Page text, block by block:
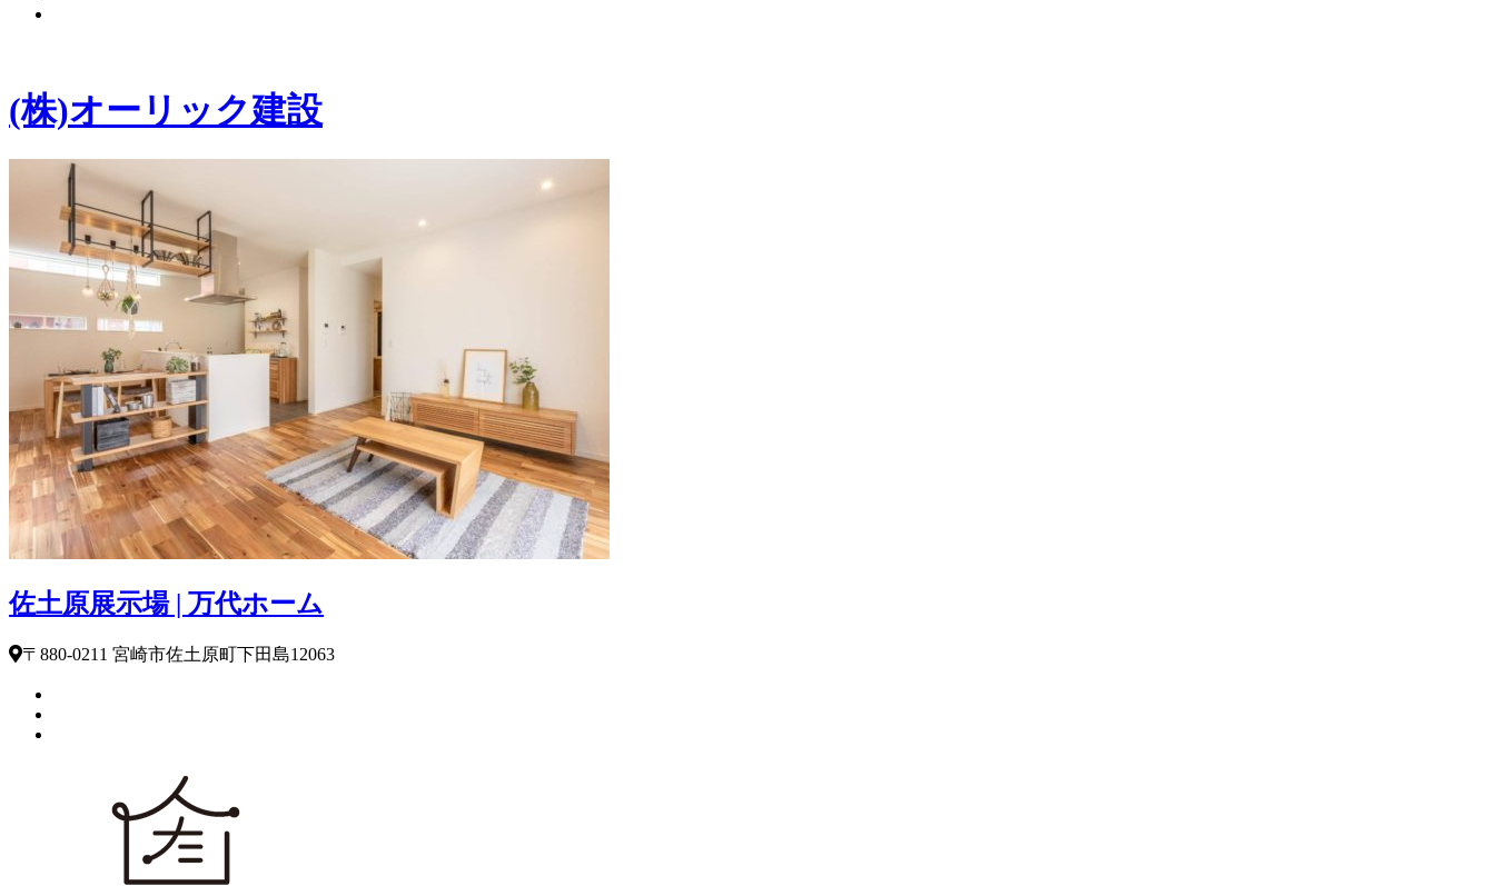
(株)オーリック建設
佐土原展示場 | 万代ホーム
〒880-0211 宮崎市佐土原町下田島12063